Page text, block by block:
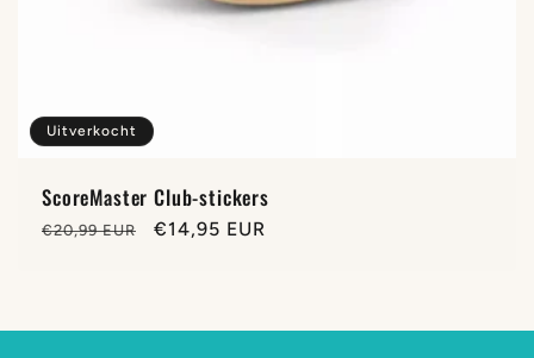
Uitverkocht
ScoreMaster Club-stickers
Normale
€20,99 EUR Aanbiedingsprijs
€14,95 EUR